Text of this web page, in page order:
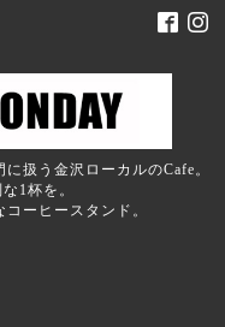
扱う金沢ローカルのCafe。
1杯を。
ーヒースタンド。